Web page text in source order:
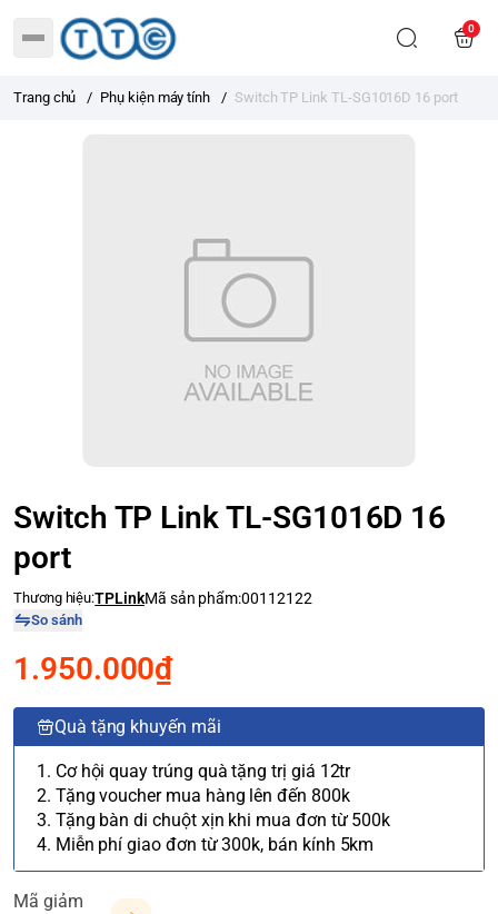
0
Trang chủ / Phụ kiện máy tính / Switch TP Link TL-SG1016D 16 port
Switch TP Link TL-SG1016D 16
port
Thương hiệu:TPLinkMã sản phẩm:00112122
So sánh
1.950.000₫
Quà tặng khuyến mãi
1. Cơ hội quay trúng quà tặng trị giá 12tr
2. Tặng voucher mua hàng lên đến 800k
3. Tặng bàn di chuột xịn khi mua đơn từ 500k
4. Miễn phí giao đơn từ 300k, bán kính 5km
Mã giảm